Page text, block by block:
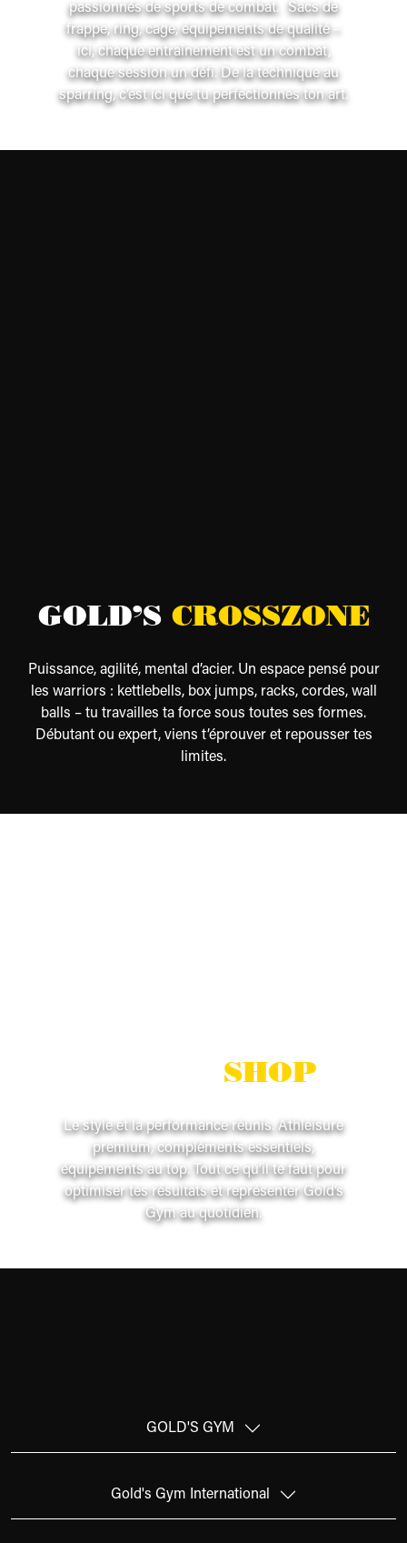
passionnés de sports de combat. Sacs de
frappe, ring, cage, équipements de qualité –
ici, chaque entraînement est un combat,
chaque session un défi. De la technique au
sparring, c’est ici que tu perfectionnes ton art.
GOLD’S CROSSZONE
Puissance, agilité, mental d’acier. Un espace pensé pour
les warriors : kettlebells, box jumps, racks, cordes, wall
balls – tu travailles ta force sous toutes ses formes.
Débutant ou expert, viens t’éprouver et repousser tes
limites.
SHOP
Le style et la performance réunis. Athleisure
premium, compléments essentiels,
équipements au top. Tout ce qu’il te faut pour
optimiser tes résultats et représenter Gold’s
Gym au quotidien.
GOLD'S GYM
Gold's Gym International